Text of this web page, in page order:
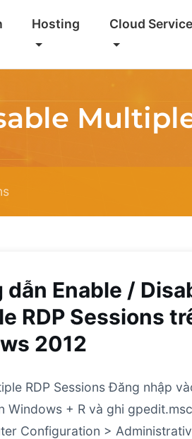
Hosting Cloud
dẫn Enable /
RDP Sessions
2012
RDP Sessions Đăng nhập
Windows + R và ghi
Configuration >